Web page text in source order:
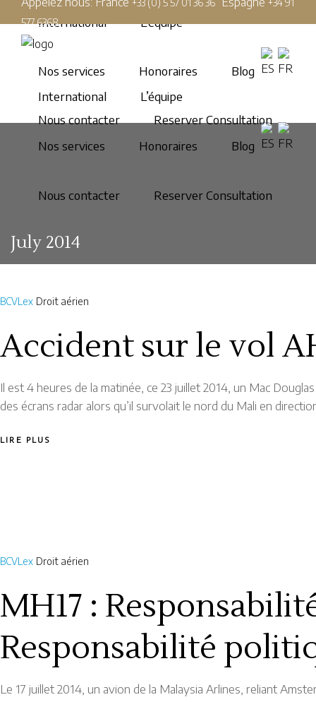
+33 (0) 5 57 01 36 36
+34 91
577 6368
International L’équipe
Nos services Honoraires Blog
Nous contacter Reserver Consultation
International L’équipe
Nos services Honoraires Blog
Nous contacter Reserver Consultation
July 2014
BCVLex Droit aérien
Accident sur le vol
Il est 4 heures de la matinée, ce 23 juillet 2014, un Mac
des écrans radar alors qu’il survolait le nord du Mali en
LIRE PLUS
BCVLex Droit aérien
MH17 :
Responsabilité
Le 17 juillet 2014, un avion de la Malaysia Arlines, reliant